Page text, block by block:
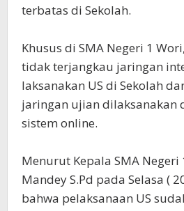
terbatas di Sekolah.
Khusus di SMA Negeri 1
tidak terjangkau jaringan
laksanakan US di Sekolah
jaringan ujian dilaksanakan
sistem online.
Menurut Kepala SMA Negeri
Mandey S.Pd pada Selasa (
bahwa pelaksanaan US